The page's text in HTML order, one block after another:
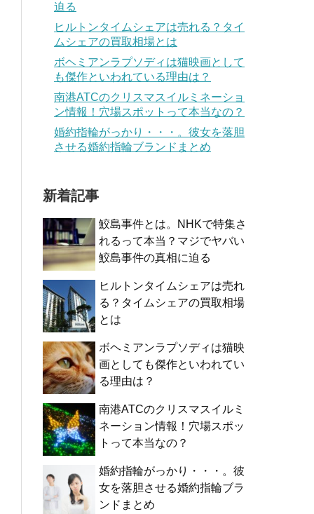
迫る
ヒルトンタイムシェアは売れる？タイ
ムシェアの買取相場とは
ボヘミアンラプソディは猫映画として
も傑作といわれている理由は？
南港ATCのクリスマスイルミネーショ
ン情報！穴場スポットって本当なの？
婚約指輪がっかり・・・。彼女を落胆
させる婚約指輪ブランドまとめ
新着記事
鮫島事件とは。NHKで特集さ
れるって本当？マジでヤバい
鮫島事件の真相に迫る
ヒルトンタイムシェアは売れ
る？タイムシェアの買取相場
とは
ボヘミアンラプソディは猫映
画としても傑作といわれてい
る理由は？
南港ATCのクリスマスイルミ
ネーション情報！穴場スポッ
トって本当なの？
婚約指輪がっかり・・・。彼
女を落胆させる婚約指輪ブラ
ンドまとめ